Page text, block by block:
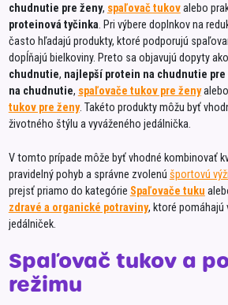
chudnutie pre ženy, spaľovač tukovalebo
proteinová tyčinka. Pri výbere doplnkov na
často hľadajú produkty, ktoré podporujú
dopĺňajú bielkoviny. Preto sa objavujú dopyty ako
chudnutie, najlepší protein na chudnutie pre
na chudnutie, spaľovače tukov pre ženyalebo
tukov pre ženy. Takéto produkty môžu byť
životného štýlu a vyváženého jedálnička.
V tomto prípade môže byť vhodné kombinovať
pravidelný pohyb a správne zvolenú športovú
prejsť priamo do kategórie Spaľovače tuku
zdravé a organické potraviny, ktoré pomáhajú
jedálniček.
Spaľovač tukov a
režimu